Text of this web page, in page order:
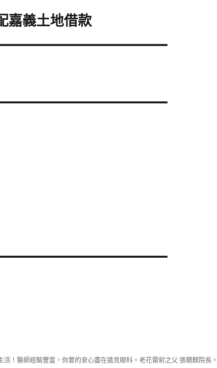
嘉義土地借款
！醫師經驗豐富，你要的安心盡在遠見眼科。老花雷射之父 張聰麒院長